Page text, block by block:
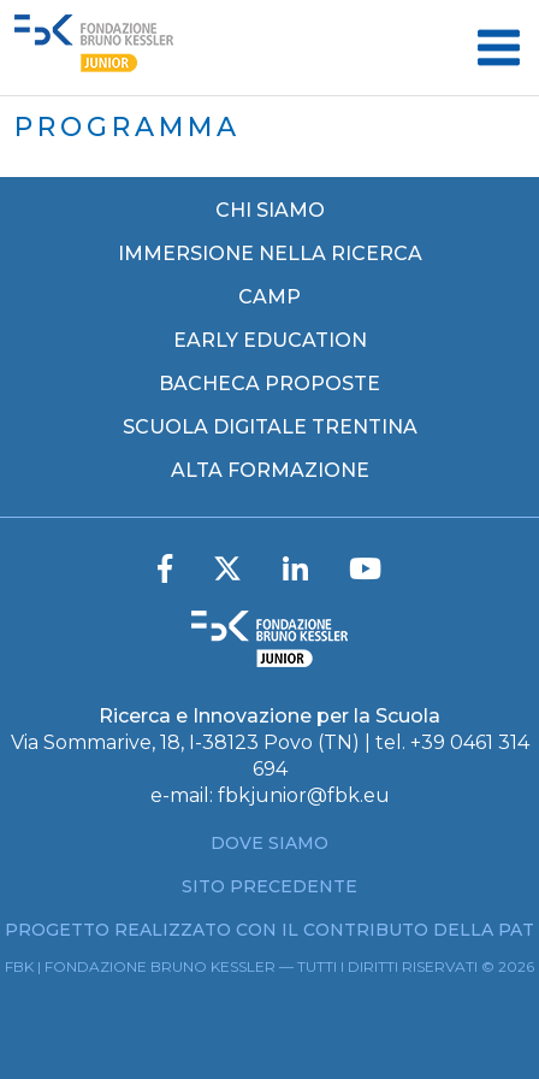
PROGRAMMA
CHI SIAMO
IMMERSIONE NELLA RICERCA
CAMP
EARLY EDUCATION
BACHECA PROPOSTE
SCUOLA DIGITALE TRENTINA
ALTA FORMAZIONE
Ricerca e Innovazione per la Scuola
Via Sommarive, 18, I-38123 Povo (TN) | tel. +39 0461 314
694
e-mail: fbkjunior@fbk.eu
DOVE SIAMO
SITO PRECEDENTE
PROGETTO REALIZZATO CON IL CONTRIBUTO DELLA PAT
FBK | FONDAZIONE BRUNO KESSLER — TUTTI I DIRITTI RISERVATI © 2026